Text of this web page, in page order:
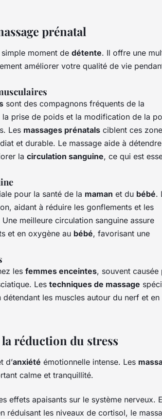
prénatal
moment de détente. Il offre une
améliorer votre qualité de vie
sont des compagnons fréquents de la
prise de poids et la modification de la
Les massages prénatals ciblent ces
et durable. Le massage aide à
la circulation sanguine, ce qui est
pour la santé de la maman et du bébé.
aidant à réduire les gonflements et les
meilleure circulation sanguine assure
et en oxygène au bébé, favorisant une
les femmes enceintes, souvent causée
Les techniques de massage
les muscles autour du nerf et en
réduction du stress
d’anxiété émotionnelle intense. Les
calme et tranquillité.
effets apaisants sur le système nerveux.
réduisant les niveaux de cortisol, le